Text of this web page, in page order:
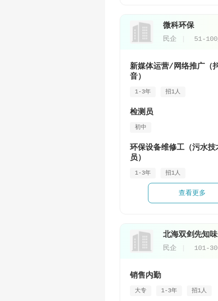
微科环保
民企 51-
新媒体运营/网络推广（
音）
1-3年 招1人
检测员
初中
环保设备维修工（污水技
员）
1-3年 招1人
查看更多
北海双剑先知味
民企 101-
销售内勤
大专 1-3年 招1人